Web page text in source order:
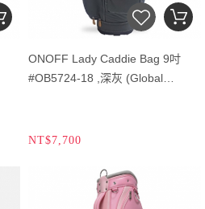
ONOFF Lady Caddie Bag 9吋
#OB5724-18 ,深灰 (Global
NT$7,700